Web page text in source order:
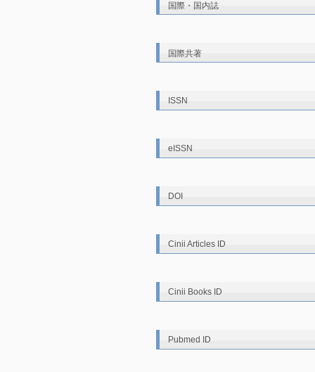
国際・国内誌
国際共著
ISSN
eISSN
DOI
Cinii Articles ID
Cinii Books ID
Pubmed ID